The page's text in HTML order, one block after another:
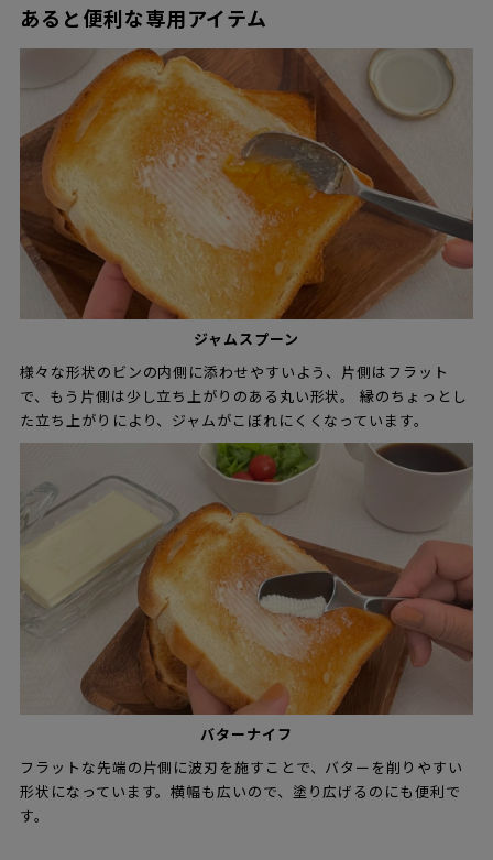
あると便利な専用アイテム
ジャムスプーン
様々な形状のビンの内側に添わせやすいよう、片側はフラット
で、もう片側は少し立ち上がりのある丸い形状。 縁のちょっとし
た立ち上がりにより、ジャムがこぼれにくくなっています。
バターナイフ
フラットな先端の片側に波刃を施すことで、バターを削りやすい
形状になっています。横幅も広いので、塗り広げるのにも便利で
す。